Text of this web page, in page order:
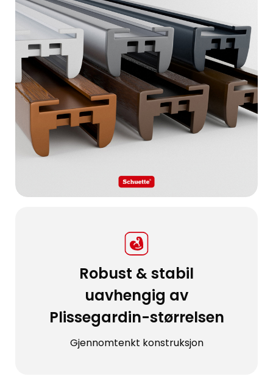
Robust & stabil
uavhengig av
Plissegardin-størrelsen
Gjennomtenkt konstruksjon